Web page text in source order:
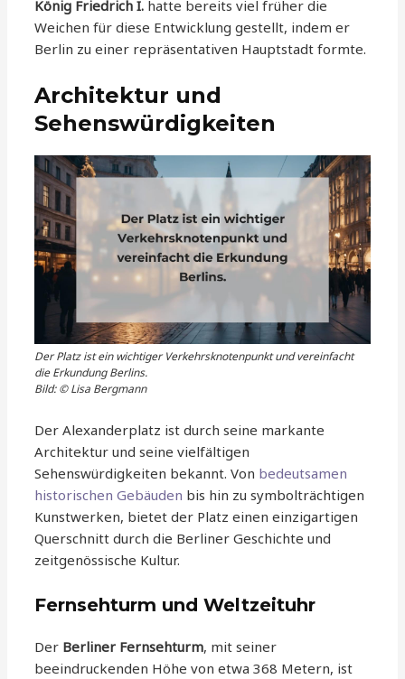
König Friedrich I. hatte bereits viel früher die
Weichen für diese Entwicklung gestellt, indem er
Berlin zu einer repräsentativen Hauptstadt formte.
Architektur und
Sehenswürdigkeiten
Der Platz ist ein wichtiger Verkehrsknotenpunkt und vereinfacht
die Erkundung Berlins.
Bild: © Lisa Bergmann
Der Alexanderplatz ist durch seine markante
Architektur und seine vielfältigen
Sehenswürdigkeiten bekannt. Von bedeutsamen
historischen Gebäuden bis hin zu symbolträchtigen
Kunstwerken, bietet der Platz einen einzigartigen
Querschnitt durch die Berliner Geschichte und
zeitgenössische Kultur.
Fernsehturm und Weltzeituhr
Der Berliner Fernsehturm, mit seiner
beeindruckenden Höhe von etwa 368 Metern, ist